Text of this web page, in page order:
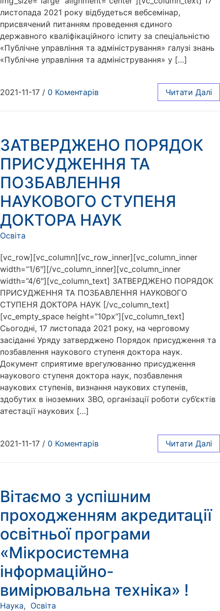
листопада 2021 року відбудеться вебсемінар,
присвячений питанням проведення єдиного
державного кваліфікаційного іспиту за спеціальністю
«Публічне управління та адміністрування» галузі знань
«Публічне управління та адміністрування» у […]
2021-11-17 / 0 Коментарів Читати Далі
ЗАТВЕРДЖЕНО ПОРЯДОК
ПРИСУДЖЕННЯ ТА
ПОЗБАВЛЕННЯ
НАУКОВОГО СТУПЕНЯ
ДОКТОРА НАУК
Освіта
[vc_row][vc_column][vc_row_inner][vc_column_inner
width=”1/6″][/vc_column_inner][vc_column_inner
width=”4/6″][vc_column_text] ЗАТВЕРДЖЕНО ПОРЯДОК
ПРИСУДЖЕННЯ ТА ПОЗБАВЛЕННЯ НАУКОВОГО
СТУПЕНЯ ДОКТОРА НАУК [/vc_column_text]
[vc_empty_space height=”10px”][vc_column_text]
Сьогодні, 17 листопада 2021 року, на черговому
засіданні Уряду затверджено Порядок присудження та
позбавлення наукового ступеня доктора наук.
Документ сприятиме врегулюванню присудження
наукового ступеня доктора наук, позбавлення
наукових ступенів, визнання наукових ступенів,
здобутих в іноземних ЗВО, організації роботи суб’єктів
атестації наукових […]
2021-11-17 / 0 Коментарів Читати Далі
Вітаємо з успішним
проходженням акредитації
освітньої програми
«Мікросистемна
інформаційно-
вимірювальна техніка» !
Наука, Освіта